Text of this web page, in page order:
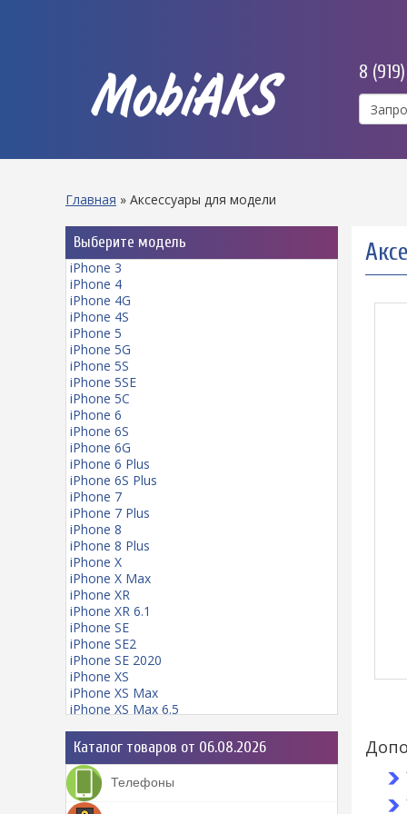
MobiAKS
8
Главная » Аксессуары для модели
Выберите модель
iPhone 3
iPhone 4
iPhone 4G
iPhone 4S
iPhone 5
iPhone 5G
iPhone 5S
iPhone 5SE
iPhone 5C
iPhone 6
iPhone 6S
iPhone 6G
iPhone 6 Plus
iPhone 6S Plus
iPhone 7
iPhone 7 Plus
iPhone 8
iPhone 8 Plus
iPhone X
iPhone X Max
iPhone XR
iPhone XR 6.1
iPhone SE
iPhone SE2
iPhone SE 2020
iPhone XS
iPhone XS Max
iPhone XS Max 6.5
iPhone 11 mini
iPhone 11 Pro
iPhone 11 Pro Max
iPhone 12
iPhone 12 Pro
Каталог товаров от 06.08.2026
Телефоны